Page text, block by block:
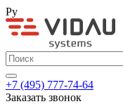
Ру
+7 (495) 777-74-64
Заказать звонок